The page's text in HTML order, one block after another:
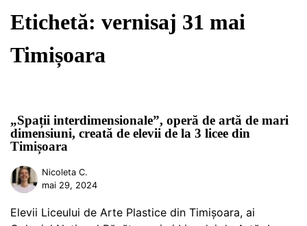
Etichetă: vernisaj 31 mai
Timișoara
„Spații interdimensionale”, operă de artă de mari
dimensiuni, creată de elevii de la 3 licee din
Timișoara
Nicoleta C.
mai 29, 2024
Elevii Liceului de Arte Plastice din Timișoara, ai